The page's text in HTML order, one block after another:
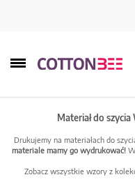
Materiał do
Drukujemy na materiałach do
materiale mamy go wydrukować!
Zobacz wszystkie wzory z